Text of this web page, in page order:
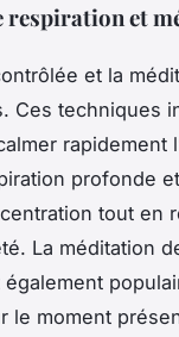
respiration et
et la
Ces techniques
rapidement
profonde
tout en
La méditation
le moment